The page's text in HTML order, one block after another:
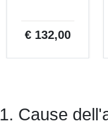
€ 132,00
1. Cause